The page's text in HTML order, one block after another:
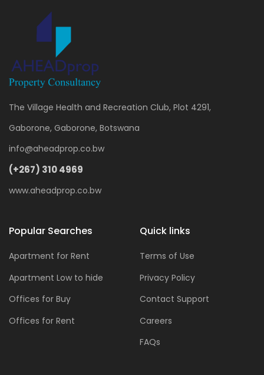
The Village Health and Recreation Club, Plot 4291,
Gaborone, Gaborone, Botswana
info@aheadprop.co.bw
(+267) 310 4969
www.aheadprop.co.bw
Popular Searches
Apartment for Rent
Apartment Low to hide
Offices for Buy
Offices for Rent
Quick links
Terms of Use
Privacy Policy
Contact Support
Careers
FAQs